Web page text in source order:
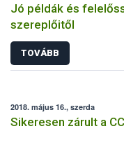
Jó példák és
szereplőitől
TOVÁBB
2018. május 16., szerda
Sikeresen zárult a